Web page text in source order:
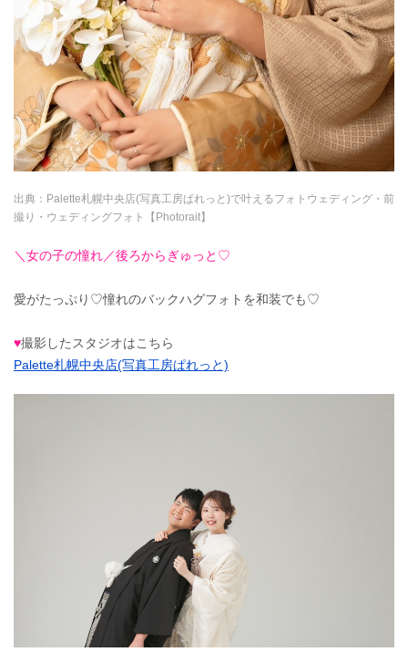
出典： Palette札幌中央店(写真工房ぱれっと)で叶えるフォトウェディング・前
撮り・ウェディングフォト【Photorait】
＼女の子の憧れ／後ろからぎゅっと♡
愛がたっぷり♡憧れのバックハグフォトを和装でも♡
♥撮影したスタジオはこちら
Palette札幌中央店(写真工房ぱれっと)